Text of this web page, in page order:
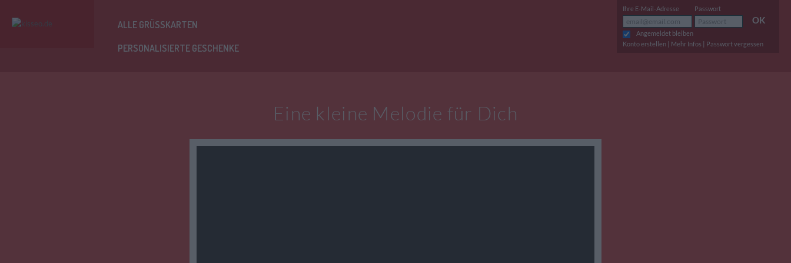
ALLE GRÜSSKARTEN
PERSONALISIERTE GESCHENKE
Ihre E-Mail-Adresse Passwort
OK
Angemeldet bleiben
Konto erstellen | Mehr Infos | Passwort vergessen
Eine kleine Melodie für Dich